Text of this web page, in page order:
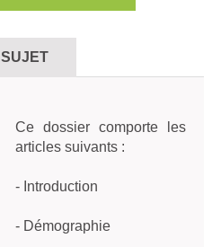
SUJET
Ce dossier comporte les
articles suivants :
- Introduction
- Démographie